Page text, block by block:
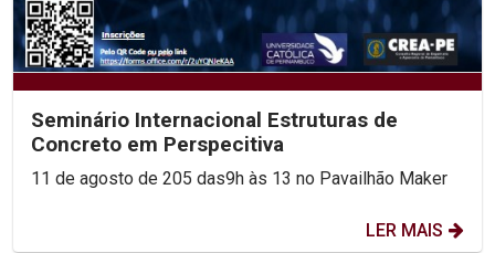
Seminário Internacional Estruturas de
Concreto em Perspecitiva
11 de agosto de 205 das9h às 13 no Pavailhão Maker
LER MAIS